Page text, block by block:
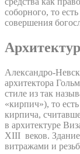
соборного, то
совершения
Александро-
архитектора
стиле из так
«кирпич»), то
кирпича,
в архитектуре
XIII веков.
витражами и